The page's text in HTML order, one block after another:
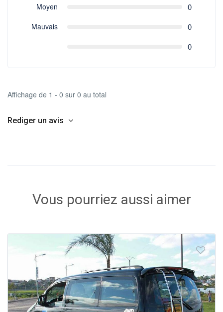
Moyen 0
Mauvais
0
0
Affichage de 1 - 0 sur 0 au total
Rediger un avis
Vous pourriez aussi aimer